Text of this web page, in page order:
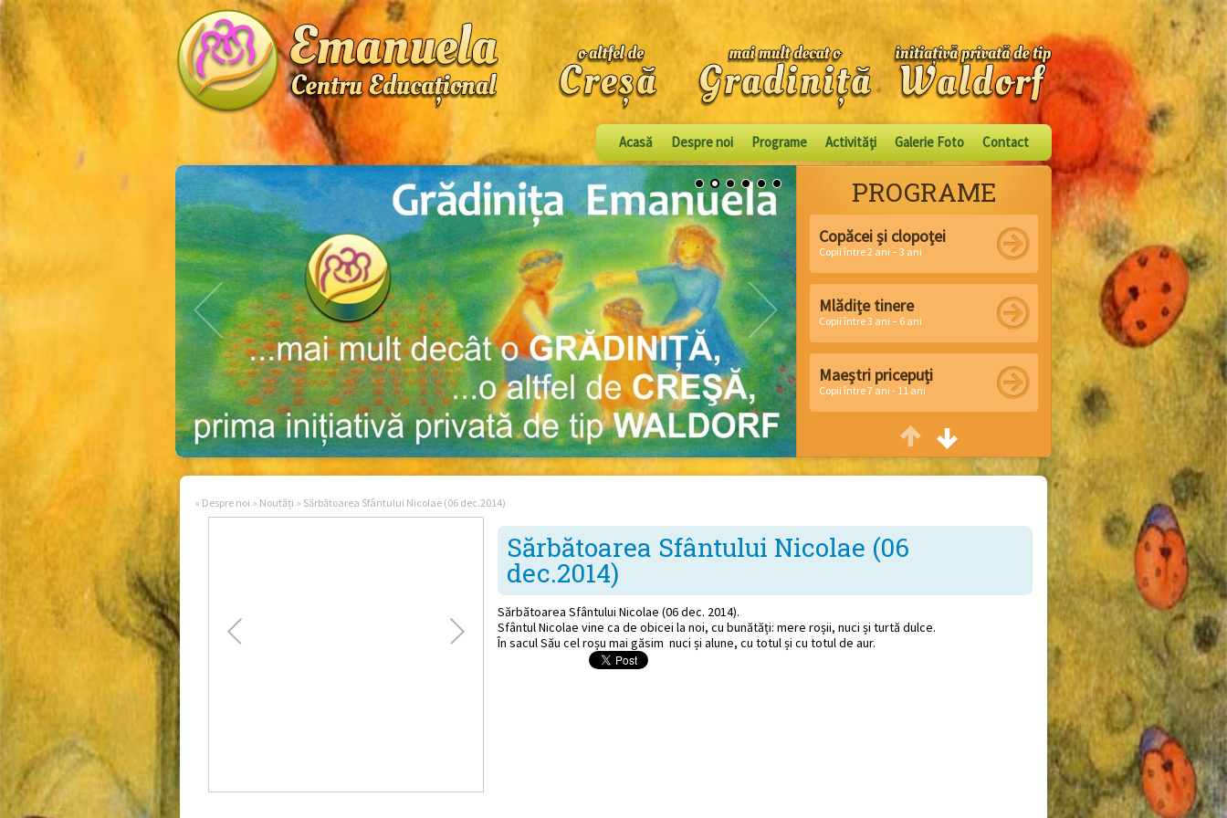
Acasă Despre noi Programe Activităţi Galerie Foto Contact
1 2 3 4 5 6 PROGRAME
Copăcei și clopoței
Copii între 2 ani – 3 ani
Mlădițe tinere
Copii între 3 ani – 6 ani
Maeștri pricepuți
Copii între 7 ani - 11 ani
Casa veseliei
Petreceri cu ocazia zilei de naștere
Consiliere părinți
Conferințe și seminarii
» Despre noi » Noutăți » Sărbătoarea Sfântului Nicolae (06 dec.2014)
Sărbătoarea Sfântului Nicolae (06
dec.2014)
Sărbătoarea Sfântului Nicolae (06 dec. 2014).
Sfântul Nicolae vine ca de obicei la noi, cu bunătăți: mere roșii, nuci și turtă dulce.
În sacul Său cel roșu mai găsim nuci și alune, cu totul și cu totul de aur.